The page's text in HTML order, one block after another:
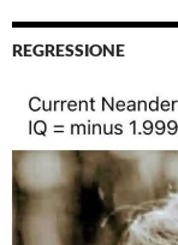
REGRESSIONE